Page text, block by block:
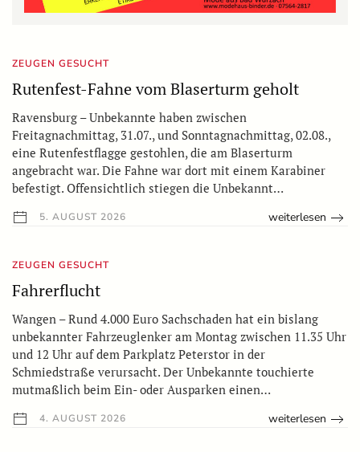
ZEUGEN GESUCHT
Rutenfest-Fahne vom Blaserturm geholt
Ravensburg – Unbekannte haben zwischen
Freitagnachmittag, 31.07., und Sonntagnachmittag, 02.08.,
eine Rutenfestflagge gestohlen, die am Blaserturm
angebracht war. Die Fahne war dort mit einem Karabiner
befestigt. Offensichtlich stiegen die Unbekannt…
5. AUGUST 2026 weiterlesen
ZEUGEN GESUCHT
Fahrerflucht
Wangen – Rund 4.000 Euro Sachschaden hat ein bislang
unbekannter Fahrzeuglenker am Montag zwischen 11.35 Uhr
und 12 Uhr auf dem Parkplatz Peterstor in der
Schmiedstraße verursacht. Der Unbekannte touchierte
mutmaßlich beim Ein- oder Ausparken einen…
4. AUGUST 2026 weiterlesen